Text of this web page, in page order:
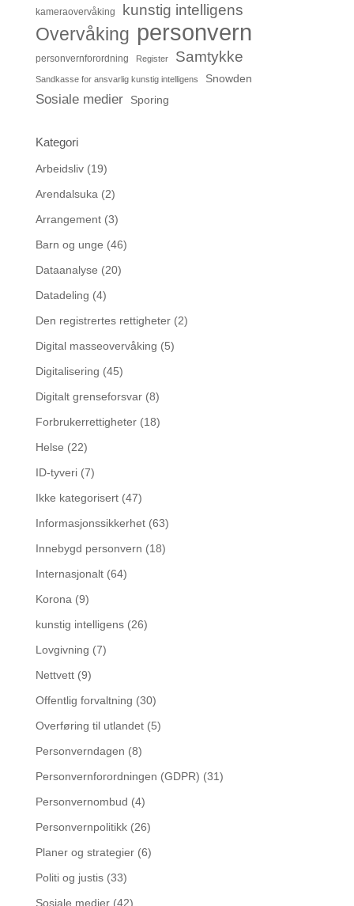
kameraovervåking kunstig intelligens
Overvåking personvern
personvernforordning Register Samtykke
Sandkasse for ansvarlig kunstig intelligens Snowden
Sosiale medier Sporing
Kategori
Arbeidsliv(19)
Arendalsuka (2)
Arrangement(3)
Barn og unge (46)
Dataanalyse (20)
Datadeling (4)
Den registrertes rettigheter(2)
Digital masseovervåking (5)
Digitalisering (45)
Digitalt grenseforsvar(8)
Forbrukerrettigheter(18)
Helse (22)
ID-tyveri(7)
Ikke kategorisert(47)
Informasjonssikkerhet(63)
Innebygd personvern (18)
Internasjonalt(64)
Korona (9)
kunstig intelligens(26)
Lovgivning (7)
Nettvett(9)
Offentlig forvaltning (30)
Overføring til utlandet(5)
Personverndagen (8)
Personvernforordningen (GDPR) (31)
Personvernombud (4)
Personvernpolitikk(26)
Planer og strategier(6)
Politi og justis(33)
Sosiale medier(42)